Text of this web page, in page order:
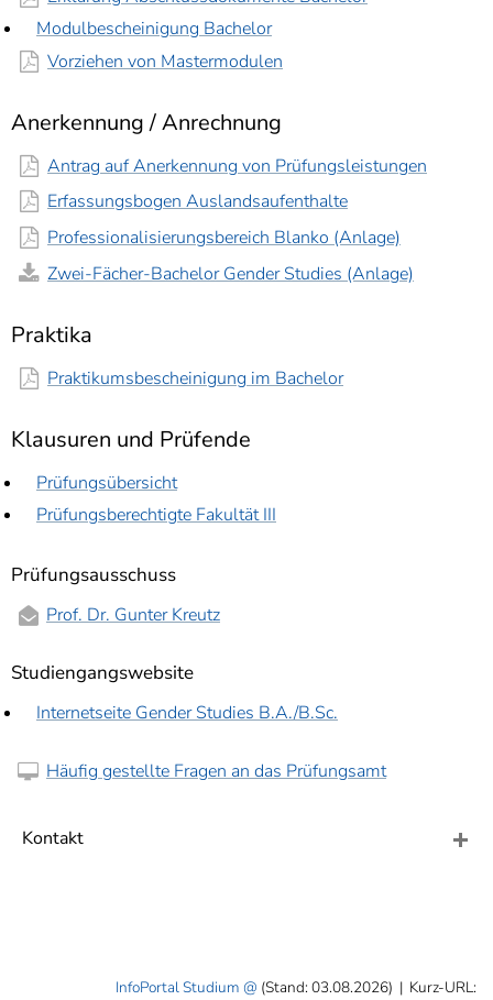
Kontakt
Modulbescheinigung Bachelor
Vorziehen von Mastermodulen
Anerkennung / Anrechnung
Antrag auf Anerkennung von Prüfungsleistungen
Erfassungsbogen Auslandsaufenthalte
Professionalisierungsbereich Blanko (Anlage)
Zwei-Fächer-Bachelor Gender Studies (Anlage)
Praktika
Praktikumsbescheinigung im Bachelor
Klausuren und Prüfende
Prüfungsübersicht
Prüfungsberechtigte Fakultät III
Prüfungsausschuss
Prof. Dr. Gunter Kreutz
Studiengangswebsite
Internetseite Gender Studies B.A./B.Sc.
Häufig gestellte Fragen an das Prüfungsamt
InfoPortal Studium (Stand: 03.08.2026) | Kurz-URL: